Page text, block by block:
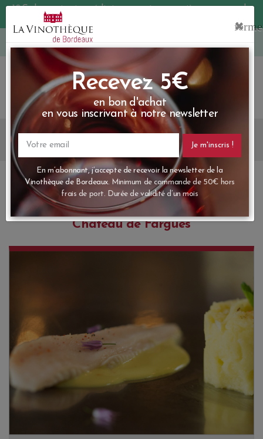
10€ de remise immédiate sur votre première commande
Une question ?
Accueil Actualités
Filet de Carrelet poché à la citronnelle du Château de Fargues
Filet de Carrelet poché à la citronnelle du
Château de Fargues
Recevez 5€
en bon d'achat
en vous inscrivant à notre newsletter
email
En m’abonnant, j’accepte de recevoir la newsletter de la
Vinothèque de Bordeaux.Minimum de commande de 50€
frais de port. Durée de validité d’un mois